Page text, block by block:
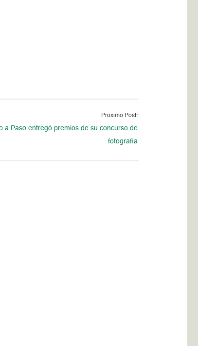
Proximo Post:
a Paso entregó premios de su concurso de
fotografía